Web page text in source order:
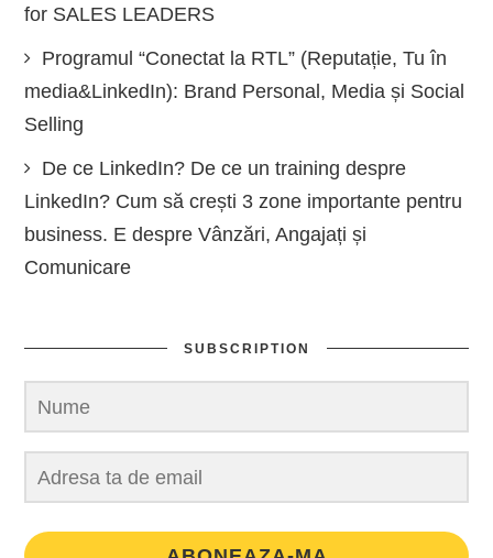
for SALES LEADERS
Programul “Conectat la RTL” (Reputație, Tu în
media&LinkedIn): Brand Personal, Media și Social
Selling
De ce LinkedIn? De ce un training despre
LinkedIn? Cum să crești 3 zone importante pentru
business. E despre Vânzări, Angajați și
Comunicare
SUBSCRIPTION